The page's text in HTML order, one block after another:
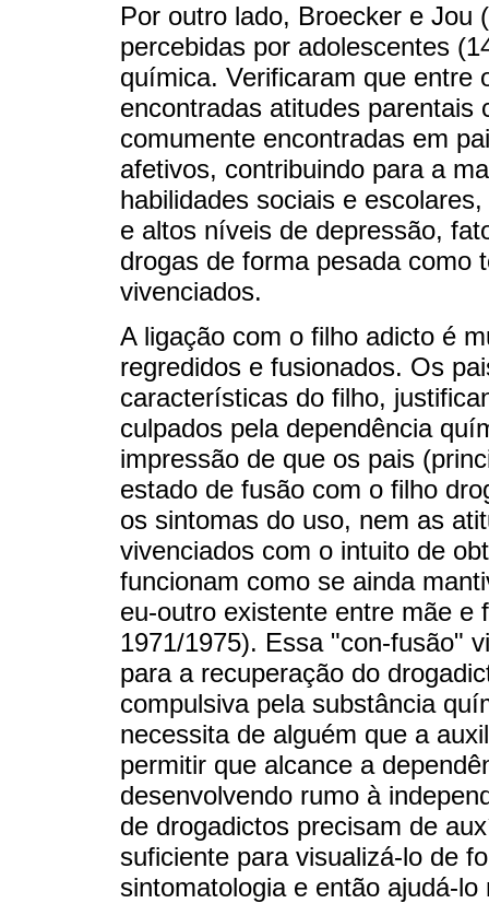
Por outro lado, Broecker e Jou
percebidas por adolescentes
química. Verificaram que entre
encontradas atitudes parentais
comumente encontradas em
afetivos, contribuindo para a
habilidades sociais e
e altos níveis de depressão,
drogas de forma pesada como
vivenciados.
A ligação com o filho adicto é
regredidos e fusionados. Os
características do filho,
culpados pela dependência
impressão de que os pais
estado de fusão com o filho
os sintomas do uso, nem as
vivenciados com o intuito de
funcionam como se ainda
eu-outro existente entre mãe e
1971/1975). Essa "con-fusão"
para a recuperação do
compulsiva pela substância
necessita de alguém que a
permitir que alcance a
desenvolvendo rumo à
de drogadictos precisam de
suficiente para visualizá-lo de
sintomatologia e então ajudá-